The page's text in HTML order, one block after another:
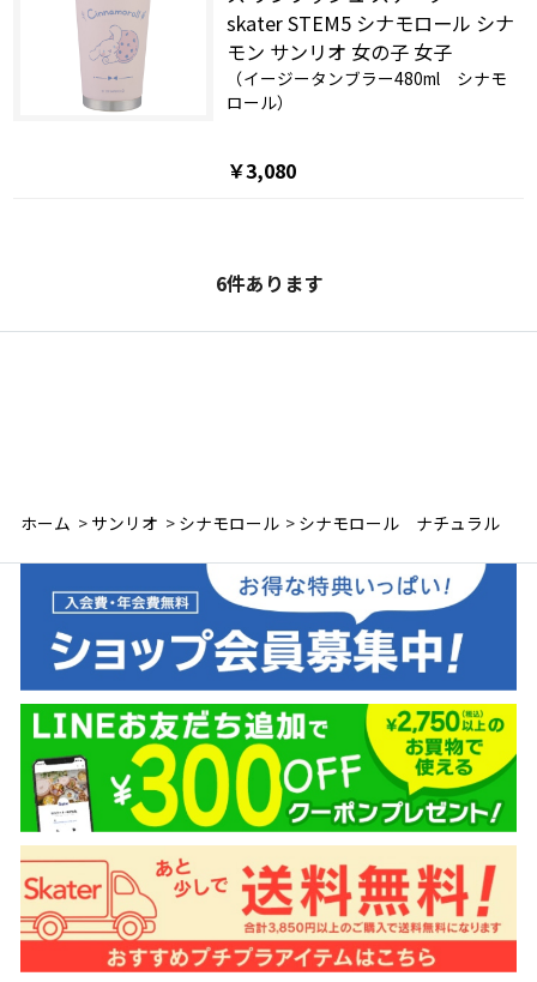
skater STEM5 シナモロール シナ
モン サンリオ 女の子 女子
（イージータンブラー480ml シナモ
ロール）
￥3,080
6件あります
ホーム > サンリオ > シナモロール > シナモロール ナチュラル